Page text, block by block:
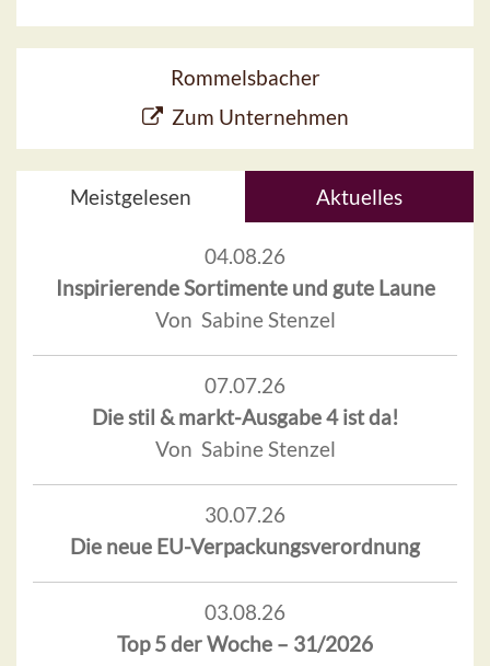
Rommelsbacher
Zum Unternehmen
Meistgelesen Aktuelles
04.08.26
Inspirierende Sortimente und gute Laune
Von Sabine Stenzel
07.07.26
Die stil & markt-Ausgabe 4 ist da!
Von Sabine Stenzel
30.07.26
Die neue EU-Verpackungsverordnung
03.08.26
Top 5 der Woche – 31/2026